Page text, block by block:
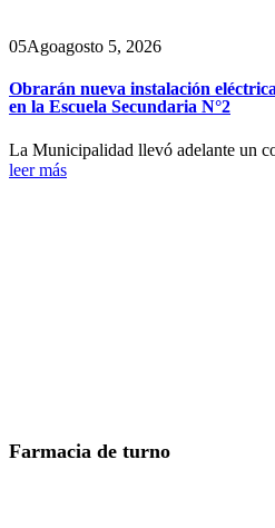
05Agoagosto 5, 2026
Obrarán nueva instalación
en la Escuela Secundaria N°2
La Municipalidad llevó adelante un
leer más
Farmacia de turno